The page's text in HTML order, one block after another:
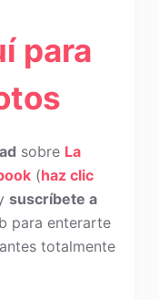
para
sobre La
(haz clic
suscríbete a
para enterarte
totalmente